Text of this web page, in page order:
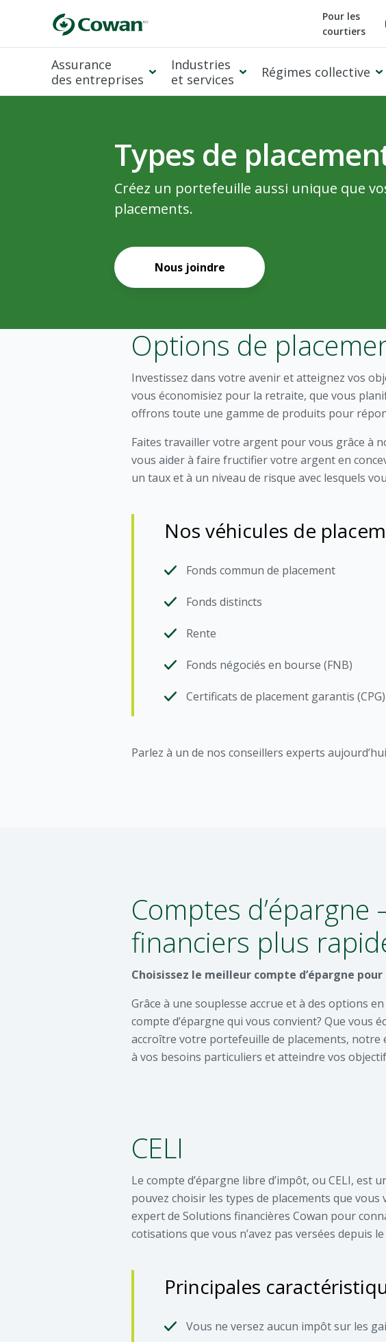
Pour les
courtiers
Assurance
des entreprises
Industries
et services
Régimes collective
Types de
Créez un portefeuille aussi unique que
placements.
Nous joindre
Options de
Investissez dans votre avenir et atteignez vos
vous économisiez pour la retraite, que vous
offrons toute une gamme de produits pour
Faites travailler votre argent pour vous grâce à
vous aider à faire fructifier votre argent en
un taux et à un niveau de risque avec lesquels
Nos véhicules de
Fonds commun de placement
Fonds distincts
Rente
Fonds négociés en bourse (FNB)
Certificats de placement garantis (CPG)
Parlez à un de nos conseillers experts
Comptes
financiers plus
Choisissez le meilleur compte d’épargne
Grâce à une souplesse accrue et à des options
compte d’épargne qui vous convient? Que vous
accroître votre portefeuille de placements,
à vos besoins particuliers et atteindre vos
CELI
Le compte d’épargne libre d’impôt, ou CELI, est
pouvez choisir les types de placements que
expert de Solutions financières Cowan pour
cotisations que vous n’avez pas versées depuis
Principales
Vous ne versez aucun impôt sur les